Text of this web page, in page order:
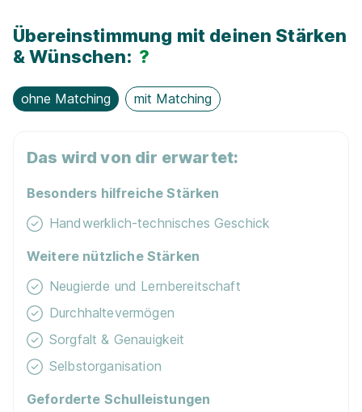
Übereinstimmung mit deinen Stärken
& Wünschen: ?
ohne Matching mit Matching
Das wird von dir erwartet:
Besonders hilfreiche Stärken
Handwerklich-technisches Geschick
Weitere nützliche Stärken
Neugierde und Lernbereitschaft
Durchhaltevermögen
Sorgfalt & Genauigkeit
Selbstorganisation
Geforderte Schulleistungen